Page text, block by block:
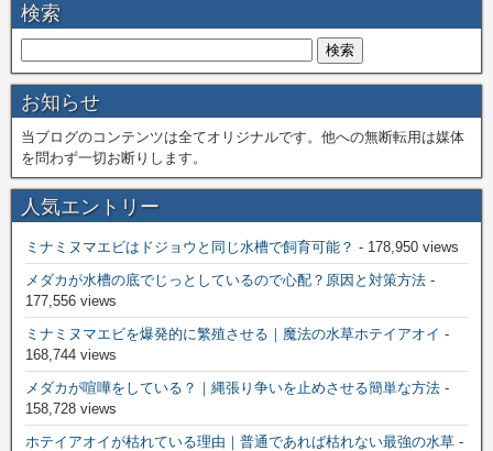
検索
お知らせ
当ブログのコンテンツは全てオリジナルです。他への無断転用は媒体
を問わず一切お断りします。
人気エントリー
ミナミヌマエビはドジョウと同じ水槽で飼育可能？ - 178,950 views
メダカが水槽の底でじっとしているので心配？原因と対策方法 -
177,556 views
ミナミヌマエビを爆発的に繁殖させる｜魔法の水草ホテイアオイ -
168,744 views
メダカが喧嘩をしている？｜縄張り争いを止めさせる簡単な方法 -
158,728 views
ホテイアオイが枯れている理由｜普通であれば枯れない最強の水草 -